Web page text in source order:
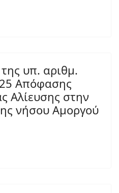
υπ. αριθμ.
Απόφασης
Αλίευσης στην
νήσου Αμοργού